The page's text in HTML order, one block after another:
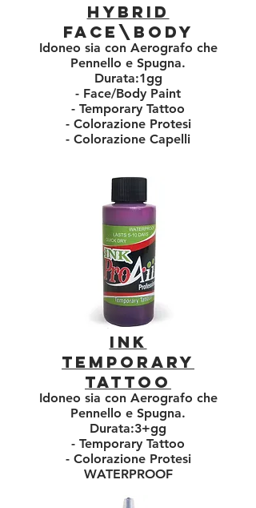
Hybrid
Face\body
INK
TEMPORARY
TATTOO
Idoneo sia con Aerografo che
Pennello e Spugna.
Durata:1gg
- Face/Body Paint
- Temporary Tattoo
- Colorazione Protesi
- Colorazione Capelli
Idoneo sia con Aerografo che
Pennello e Spugna.
Durata:3+gg
- Temporary Tattoo
- Colorazione Protesi
WATERPROOF